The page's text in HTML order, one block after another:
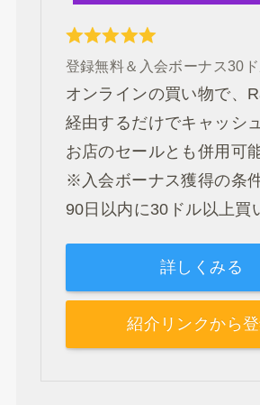
登録無料＆入会ボーナス30
オンラインの買い物で、
経由するだけでキャッシ
お店のセールとも併用可
※入会ボーナス獲得の条
90日以内に30ドル以上買
詳しくみる
紹介リンクから